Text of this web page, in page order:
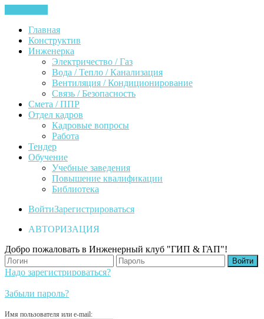
Главная
Конструктив
Инженерка
Электричество / Газ
Вода / Тепло / Канализация
Вентиляция / Кондиционирование
Связь / Безопасность
Смета / ППР
Отдел кадров
Кадровые вопросы
Работа
Тендер
Обучение
Учебные заведения
Повышение квалификации
Библиотека
ВойтиЗарегистрироваться
АВТОРИЗАЦИЯ
Добро пожаловать в Инженерный клуб "ГИП & ГАП"!
Надо зарегистрироваться?
Забыли пароль?
Имя пользователя или e-mail: